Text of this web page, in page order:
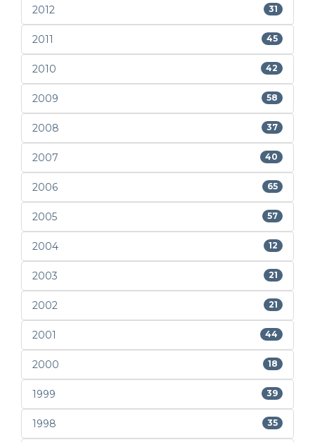
2012 31
2011 45
2010 42
2009 58
2008 37
2007 40
2006 65
2005 57
2004 12
2003 21
2002 21
2001 44
2000 18
1999 39
1998 35